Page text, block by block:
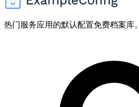
热门服务应用的默认配置免费档案库。